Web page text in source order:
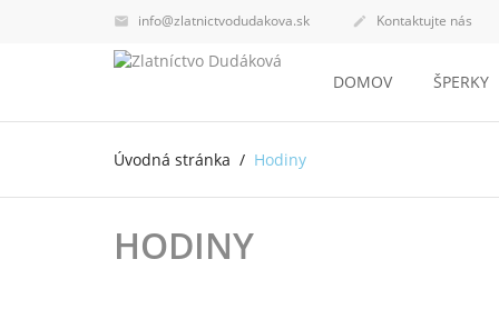
 info@zlatnictvodudakova.sk  Kontaktujte nás
DOMOV ŠPERKY
Úvodná stránka Hodiny
HODINY